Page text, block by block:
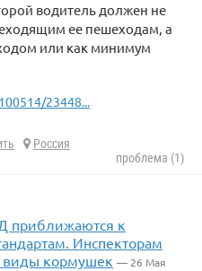
водитель должен не
ее пешеходам, а
или как минимум
23448...
Россия
проблема (1)
приближаются к
Инспекторам
виды кормушек — 26 Мая